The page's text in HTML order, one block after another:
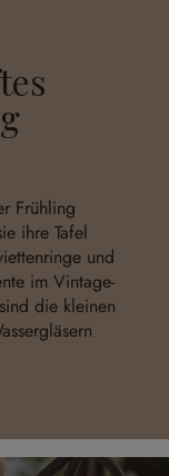
Frühling
ihre Tafel
und
im Vintage-
die kleinen